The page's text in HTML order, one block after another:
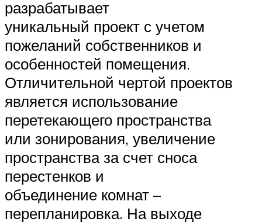
разрабатывает
уникальный проект с учетом
пожеланий собственников и
особенностей помещения.
Отличительной чертой проектов
является использование
перетекающего пространства
или зонирования, увеличение
пространства за счет сноса
перестенков и
объединение комнат –
перепланировка. На выходе